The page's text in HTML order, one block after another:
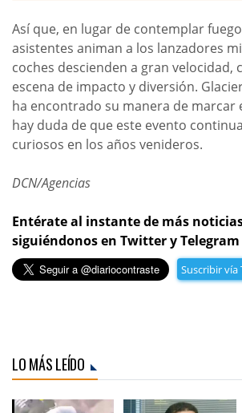
Así que, en lugar de contemplar
asistentes animan a los lanzadores
coches descienden a gran velocidad,
escena de impacto y diversión.
ha encontrado su manera de marcar
hay duda de que este evento
curiosos en los años venideros.
DCN/Agencias
Entérate al instante de más
siguiéndonos en Twitter y Telegram
Suscribir vía
LO MÁS LEÍDO